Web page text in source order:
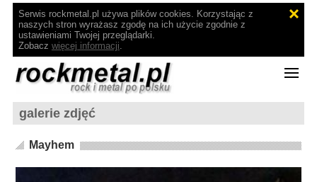
Serwis rockmetal.pl używa plików cookies. Korzystając z
naszych stron wyrażasz zgodę na ich użycie zgodnie z
ustawieniami Twojej przeglądarki.
Zobacz więcej informacji.
galerie zdjęć
Mayhem